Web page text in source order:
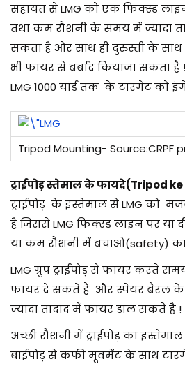
सहायत से LMG को एक फिक्स्ड
तथा कम रौशनी के समय में ज्यादा
सकता है और साथ ही दुरुस्ती के
भी फायर से बर्बाद कियाजा सकता है
LMG 1000 यार्ड तक के टारगेट को
Tripod Mounting- Source:CRPF
ट्राईपोड़ स्तेमाल के फायदे(Tripod
ट्राईपोड़ के इस्तेमाल से LMG को
है जिससे LMG फिक्स्ड लाइन पर या
या कम रौशनी में बचाओ(safety)
LMG ग्रुप ट्राईपोड़ से फायर करते
फायर दे सकते है और स्पेयर बैरल
ज्यादा तादाद में फायर डाल सकते है !
अच्छी रौशनी में ट्राईपोड़ का
बाईपोड़ से कफी मूवमेंट के साथ